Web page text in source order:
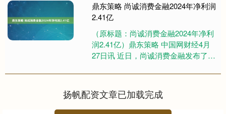
鼎东策略 尚诚消费金融2024年净利润
2.41亿
（原标题：尚诚消费金融2024年净利
润2.41亿）鼎东策略 中国网财经4月
27日讯 近日，尚诚消费金融发布了
据，2024年尚....
扬帆配资文章已加载完成